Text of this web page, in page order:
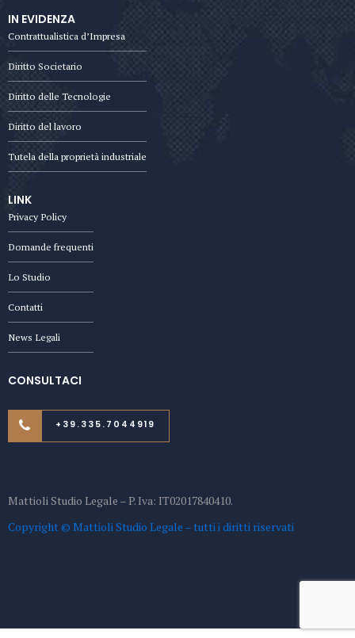
IN EVIDENZA
Contrattualistica d’Impresa
Diritto Societario
Diritto delle Tecnologie
Diritto del lavoro
Tutela della proprietà industriale
LINK
Privacy Policy
Domande frequenti
Lo Studio
Contatti
News Legali
CONSULTACI
+39.335.7044919
Mattioli Studio Legale – P. Iva: IT02017840410.
Copyright © Mattioli Studio Legale – tutti i diritti riservati